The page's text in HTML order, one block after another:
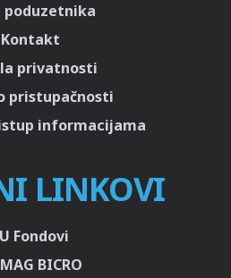
poduzetnika
Kontakt
privatnosti
pristupačnosti
informacijama
LINKOVI
Fondovi
BICRO